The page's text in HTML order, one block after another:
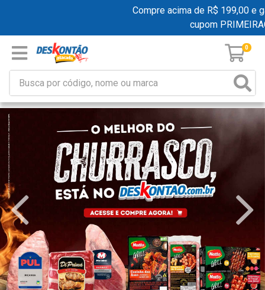
Compre acima de R$ 199,00 e
cupom
0